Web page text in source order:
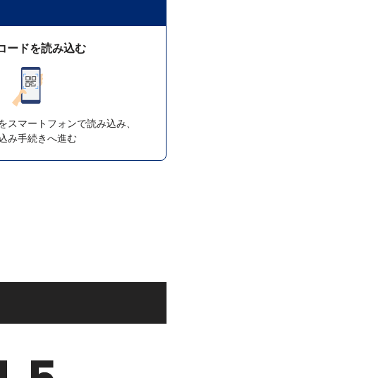
ードを読み込む
スマートフォンで読み込み、
み手続きへ進む